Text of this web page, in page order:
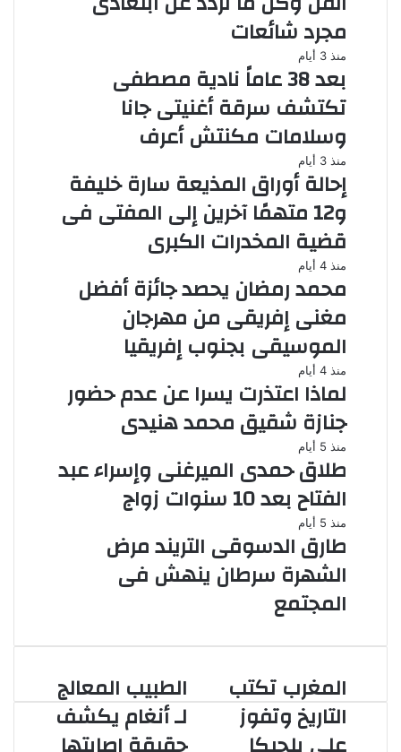
مجرد شائعات
منذ 3 أيام
بعد 38 عاماً نادية مصطفى
تكتشف سرقة أغنيتى جانا
وسلامات مكنتش أعرف
منذ 3 أيام
إحالة أوراق المذيعة سارة خليفة
و12 متهمًا آخرين إلى المفتى فى
قضية المخدرات الكبرى
منذ 4 أيام
محمد رمضان يحصد جائزة أفضل
مغنى إفريقى من مهرجان
الموسيقى بجنوب إفريقيا
منذ 4 أيام
لماذا اعتذرت يسرا عن عدم حضور
جنازة شقيق محمد هنيدى
منذ 5 أيام
طلاق حمدى الميرغنى وإسراء عبد
الفتاح بعد 10 سنوات زواج
منذ 5 أيام
طارق الدسوقى التريند مرض
الشهرة سرطان ينهش فى
المجتمع
الطبيب
المعالج
لـ
أنغام
الطبيب المعالج
لـ أنغام يكشف
المغرب
تكتب
التاريخ
وتفوز
المغرب تكتب
التاريخ وتفوز